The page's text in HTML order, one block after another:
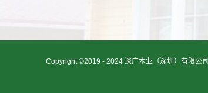
Copyright ©2019 - 2024 深广木业（深圳）有限公司